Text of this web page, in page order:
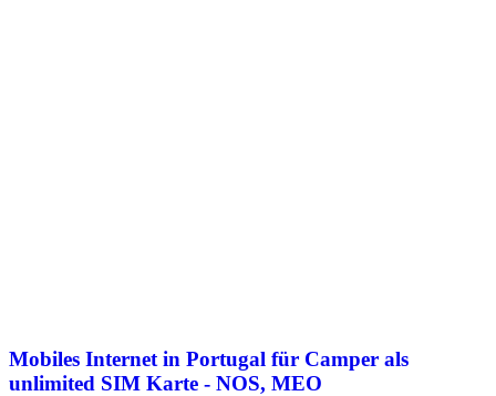
Mobiles Internet in Portugal für Camper als
unlimited SIM Karte - NOS, MEO